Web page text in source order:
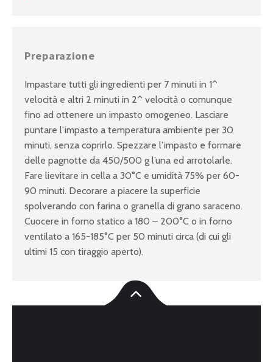
Preparazione
Impastare tutti gli ingredienti per 7 minuti in 1^
velocità e altri 2 minuti in 2^ velocità o comunque
fino ad ottenere un impasto omogeneo. Lasciare
puntare l’impasto a temperatura ambiente per 30
minuti, senza coprirlo. Spezzare l’impasto e formare
delle pagnotte da 450/500 g l’una ed arrotolarle.
Fare lievitare in cella a 30°C e umidità 75% per 60-
90 minuti. Decorare a piacere la superficie
spolverando con farina o granella di grano saraceno.
Cuocere in forno statico a 180 – 200°C o in forno
ventilato a 165-185°C per 50 minuti circa (di cui gli
ultimi 15 con tiraggio aperto).